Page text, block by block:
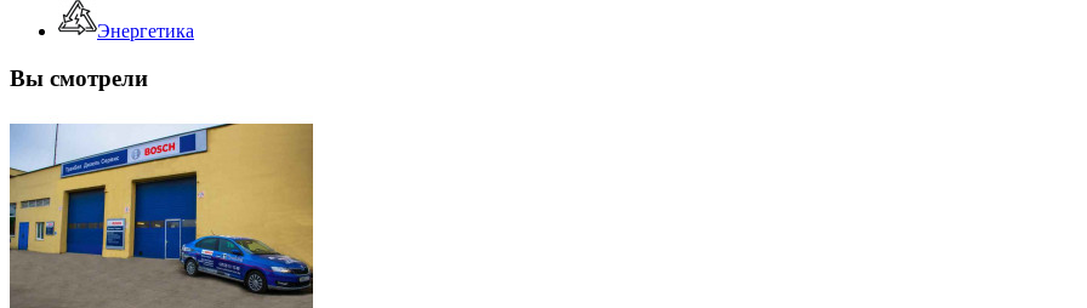
Энергетика
Вы смотрели